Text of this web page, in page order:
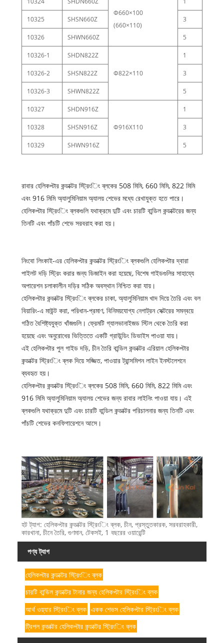
Φ660×100
(660×110)
10325 SHSN660Z 3
10326 SHWN660Z 5
10326-1 SHDN822Z
Φ822×110
1
10326-2 SHSN822Z 3
10326-3 SHWN822Z 5
10327 SHDN916Z
Φ916X110
1
10328 SHSN916Z 3
10329 SHWN916Z 5
রাবার হেলিকপ্টার কন্ডাক্টর স্ট্রিংিং ব্লকের 508 মিমি, 660 মিমি, 822 মিমি
এবং 916 মিমি অ্যালুমিনিয়াম অ্যালয় শেভের মধ্যে রেখাযুক্ত হতে পারে।
হেলিকপ্টার স্ট্রিংিং ব্লকগুলি যথাক্রমে দুটি এবং চারটি বান্ডিল কন্ডাক্টরের জন্য
তিনটি এবং পাঁচটি শেভে সরবরাহ করা হয়।
নিংবো লিংকাই-এর হেলিকপ্টার কন্ডাক্টর স্ট্রিংিং ব্লকগুলি হেলিকপ্টার দ্বারা
পাইলট দড়ি স্ট্রিং করার জন্য ডিজাইন করা হয়েছে, বিশেষ গাইডগুলির সাহায্যে
অপারেশন চলাকালীন দড়ির সঠিক অবস্থান নিশ্চিত করা যায়।
হেলিকপ্টার কন্ডাক্টর স্ট্রিংিং ব্লকের চাকা, অ্যালুমিনিয়াম খাদ দিয়ে তৈরি এবং বল
বিয়ারিং-এ মাউন্ট করা, পরিধান-প্রমাণ, বিনিময়যোগ্য নেগাট্রন সেক্টরের সমন্বয়ে
গঠিত বৈশিষ্ট্যযুক্ত খাঁজগুলি। ফ্রেমটি গ্যালভানাইজড স্টিল থেকে তৈরি করা
হয়েছে এবং অনুরোধের ভিত্তিতে একটি গ্রাউন্ডিং ডিভাইস পাওয়া যায়।
এই হেলিকপ্টার পুল গাইড দড়ি, চীন তৈরি বান্ডিল কন্ডাক্টর এরিয়াল হেলিকপ্টার
কন্ডাক্টর স্ট্রিংিং ব্লক দিয়ে সজ্জিত, পাওয়ার ট্রান্সমিশন লাইন ইনস্টলেশনে
ব্যবহৃত হয়।
হেলিকপ্টার কন্ডাক্টর স্ট্রিংিং ব্লকের 508 মিমি, 660 মিমি, 822 মিমি এবং
916 মিমি অ্যালুমিনিয়াম অ্যালয় শেভের জন্য রাবার লাইনিং পাওয়া যায়। এই
ব্লকগুলি যথাক্রমে দুটি এবং চারটি বান্ডিল কন্ডাক্টর পরিচালনার জন্য তিনটি এবং
পাঁচটি শেভের কনফিগারেশনে আসে।
হট ট্যাগ: হেলিকপ্টার কন্ডাক্টর স্ট্রিংিং ব্লক, চীন, প্রস্তুতকারক, সরবরাহকারী,
কারখানা, চীনে তৈরি, গুণমান, টেকসই, 1 বছরের ওয়ারেন্টি
পণ্য ট্যাগ
হেলিকপ্টার কন্ডাক্টর স্ট্রিংিং ব্লক
চারটি বান্ডিল কন্ডাক্টর টানার জন্য হেলিকপ্টার স্ট্রিংিং ব্লক
আর্থ ওয়্যার স্ট্রিংিং ব্লক একক শেভস হেলিকপ্টার স্ট্রিংিং ব্লক
ট্রিপল কন্ডাক্টর হেলিকপ্টার কন্ডাক্টর স্ট্রিংিং ব্লক